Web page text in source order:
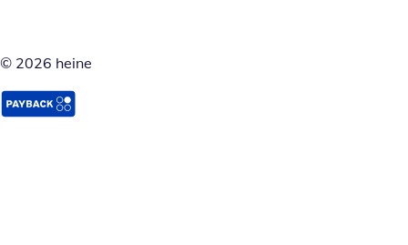
© 2026 heine